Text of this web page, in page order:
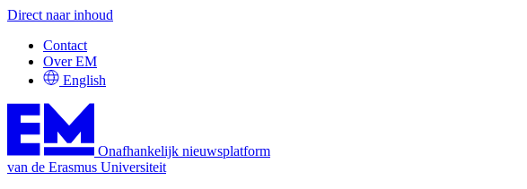
Direct naar inhoud
Contact
Over EM
English
Onafhankelijk nieuwsplatform
van de Erasmus Universiteit